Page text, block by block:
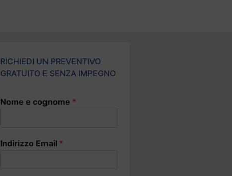
RICHIEDI UN PREVENTIVO
GRATUITO E SENZA IMPEGNO
Nome e cognome *
Indirizzo Email *